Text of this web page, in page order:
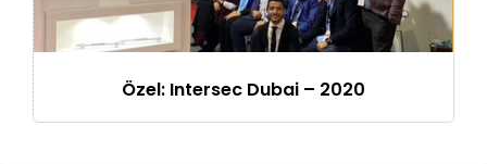
Özel: Intersec Dubai – 2020